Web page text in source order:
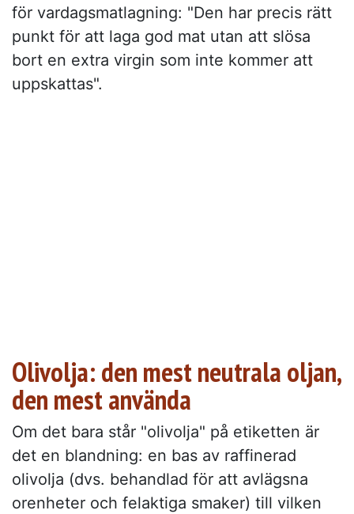
för vardagsmatlagning: "Den har precis rätt
punkt för att laga god mat utan att slösa
bort en extra virgin som inte kommer att
uppskattas".
Olivolja: den mest neutrala oljan,
den mest använda
Om det bara står "olivolja" på etiketten är
det en blandning: en bas av raffinerad
olivolja (dvs. behandlad för att avlägsna
orenheter och felaktiga smaker) till vilken